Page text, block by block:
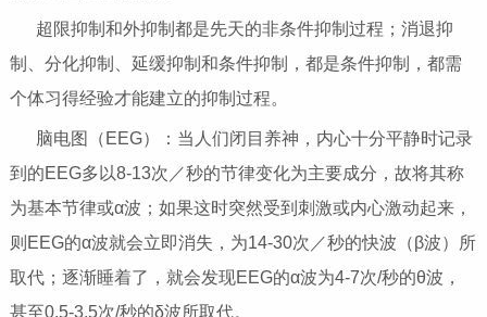
超限抑制和外抑制都是先天的非条件抑制过程；消退抑
制、分化抑制、延缓抑制和条件抑制，都是条件抑制，都需
个体习得经验才能建立的抑制过程。
脑电图（EEG）：当人们闭目养神，内心十分平静时记录
到的EEG多以8-13次／秒的节律变化为主要成分，故将其称
为基本节律或α波；如果这时突然受到刺激或内心激动起来，
则EEG的α波就会立即消失，为14-30次／秒的快波（β波）所
取代；逐渐睡着了，就会发现EEG的α波为4-7次/秒的θ波，
甚至0.5-3.5次/秒的δ波所取代。